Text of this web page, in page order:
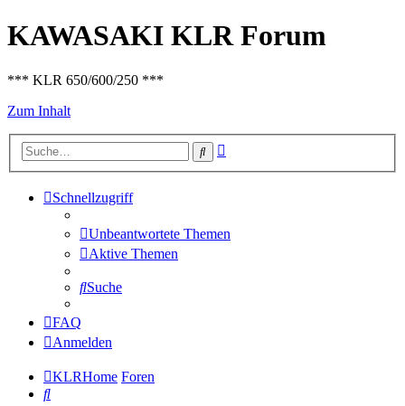
KAWASAKI KLR Forum
*** KLR 650/600/250 ***
Zum Inhalt
Suche
Schnellzugriff
Unbeantwortete Themen
Aktive Themen
Suche
FAQ
Anmelden
KLRHome Foren
Suche